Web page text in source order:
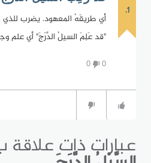
1.
أي طريقَهُ المعهود. يضرب للذي
"قد عَلِمَ السيلُ الدَّرَجَ" أي علم
0
0
عبارات ذات